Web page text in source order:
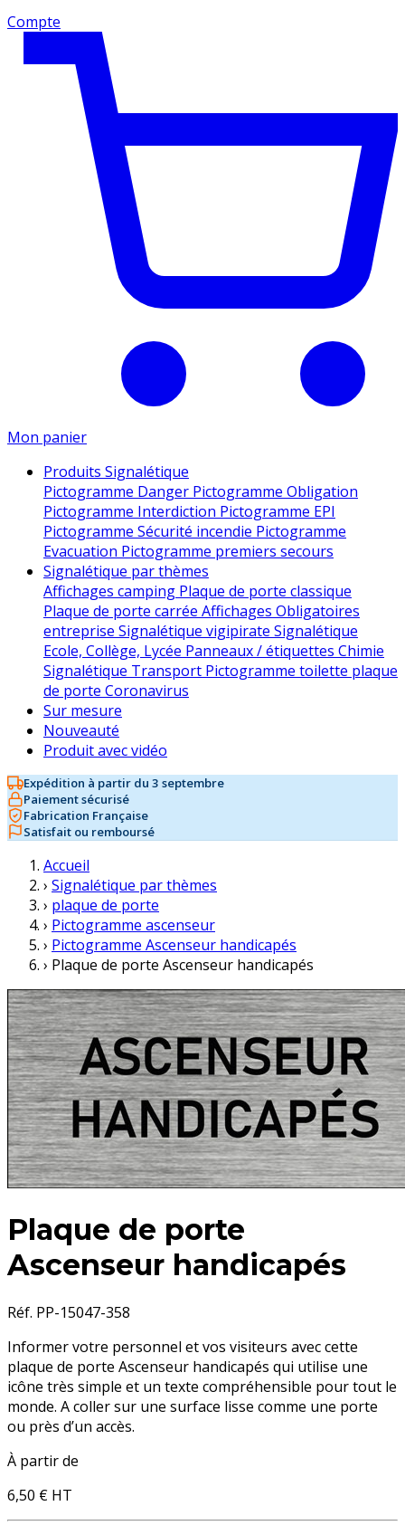
Compte
Mon panier
Produits Signalétique
Pictogramme Danger Pictogramme Obligation
Pictogramme Interdiction Pictogramme EPI
Pictogramme Sécurité incendie Pictogramme
Evacuation Pictogramme premiers secours
Signalétique par thèmes
Affichages camping Plaque de porte classique
Plaque de porte carrée Affichages Obligatoires
entreprise Signalétique vigipirate Signalétique
Ecole, Collège, Lycée Panneaux / étiquettes Chimie
Signalétique Transport Pictogramme toilette plaque
de porte Coronavirus
Sur mesure
Nouveauté
Produit avec vidéo
Expédition à partir du 3 septembre
Paiement sécurisé
Fabrication Française
Satisfait ou remboursé
Accueil
› Signalétique par thèmes
› plaque de porte
› Pictogramme ascenseur
› Pictogramme Ascenseur handicapés
› Plaque de porte Ascenseur handicapés
Plaque de porte
Ascenseur handicapés
Réf. PP-15047-358
Informer votre personnel et vos visiteurs avec cette
plaque de porte Ascenseur handicapés qui utilise une
icône très simple et un texte compréhensible pour tout le
monde. A coller sur une surface lisse comme une porte
ou près d’un accès.
À partir de
6,50 € HT